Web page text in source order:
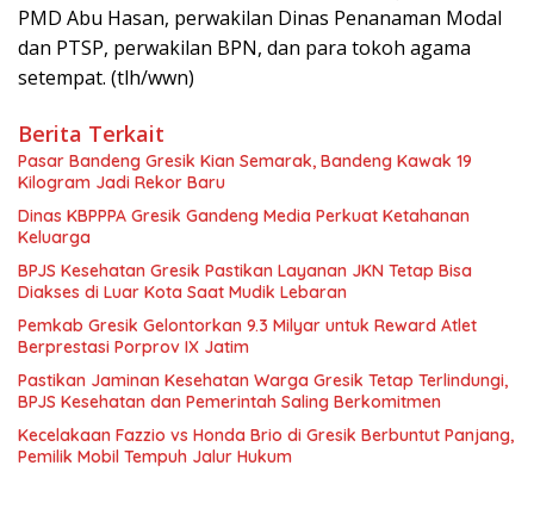
PMD Abu Hasan, perwakilan Dinas Penanaman Modal
dan PTSP, perwakilan BPN, dan para tokoh agama
setempat. (tlh/wwn)
Berita Terkait
Pasar Bandeng Gresik Kian Semarak, Bandeng Kawak 19
Kilogram Jadi Rekor Baru
Dinas KBPPPA Gresik Gandeng Media Perkuat Ketahanan
Keluarga
BPJS Kesehatan Gresik Pastikan Layanan JKN Tetap Bisa
Diakses di Luar Kota Saat Mudik Lebaran
Pemkab Gresik Gelontorkan 9.3 Milyar untuk Reward Atlet
Berprestasi Porprov IX Jatim
Pastikan Jaminan Kesehatan Warga Gresik Tetap Terlindungi,
BPJS Kesehatan dan Pemerintah Saling Berkomitmen
Kecelakaan Fazzio vs Honda Brio di Gresik Berbuntut Panjang,
Pemilik Mobil Tempuh Jalur Hukum